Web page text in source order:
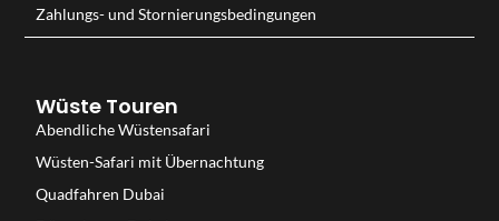
Zahlungs- und Stornierungsbedingungen
Wüste Touren
Abendliche Wüstensafari
Wüsten-Safari mit Übernachtung
Quadfahren Dubai